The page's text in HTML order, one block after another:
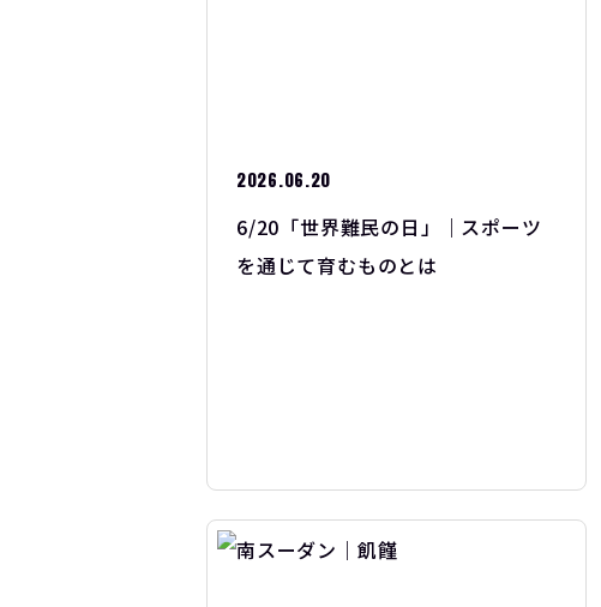
2026.06.20
6/20「世界難民の日」｜スポーツ
を通じて育むものとは